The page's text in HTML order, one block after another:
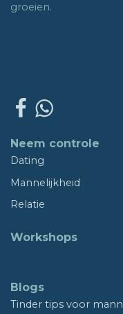
groeien.
Neem controle
Dating
Mannelijkheid
Relatie
Workshops
Blogs
Tinder tips voor